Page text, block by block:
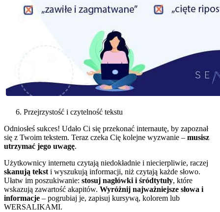
Przejrzystość i czytelność tekstu
Odniosłeś sukces! Udało Ci się przekonać internautę, by zapoznał
się z Twoim tekstem. Teraz czeka Cię kolejne wyzwanie – musisz
utrzymać jego uwagę.
Użytkownicy internetu czytają niedokładnie i niecierpliwie, raczej
skanują tekst i wyszukują informacji, niż czytają każde słowo.
Ułatw im poszukiwanie: stosuj nagłówki i śródtytuły, które
wskazują zawartość akapitów. Wyróżnij najważniejsze słowa i
informacje – pogrubiaj je, zapisuj kursywą, kolorem lub
WERSALIKAMI.